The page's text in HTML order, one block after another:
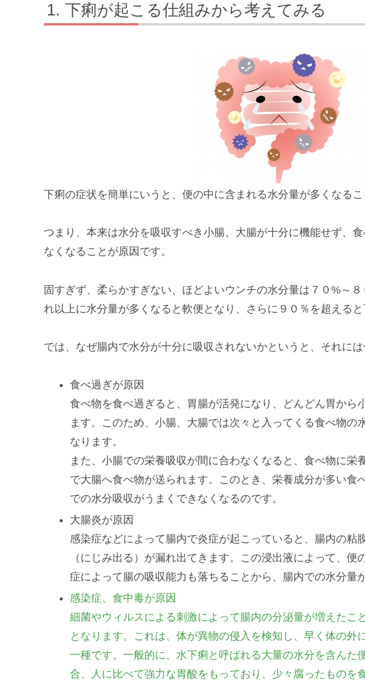
下痢が起こる仕組みから考えてみる
下痢の症状を簡単にいうと、便の中に含まれる水分量が多くなるこ
つまり、本来は水分を吸収すべき小腸、大腸が十分に機能せず、
なくなることが原因です。
固すぎず、柔らかすぎない、ほどよいウンチの水分量は７０%～
れ以上に水分量が多くなると軟便となり、さらに９０％を超えると
では、なぜ腸内で水分が十分に吸収されないかというと、それには
食べ過ぎが原因
食べ物を食べ過ぎると、胃腸が活発になり、どんどん胃から
ます。このため、小腸、大腸では次々と入ってくる食べ物の
なります。
また、小腸での栄養吸収が間に合わなくなると、食べ物に栄
で大腸へ食べ物が送られます。このとき、栄養成分が多い食
での水分吸収がうまくできなくなるのです。
大腸炎が原因
感染症などによって腸内で炎症が起こっていると、腸内の粘
（にじみ出る）が漏れ出てきます。この浸出液によって、便
症によって腸の吸収能力も落ちることから、腸内での水分量
感染症、食中毒が原因
細菌やウィルスによる刺激によって腸内の分泌量が増えたこ
となります。これは、体が異物の侵入を検知し、早く体の外
一種です。一般的に、水下痢と呼ばれる大量の水分を含んた
合、人に比べて強力な胃酸をもっており、少々腐ったものを